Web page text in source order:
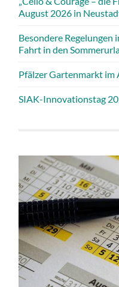
August 2026 in
Besondere Regelungen
Fahrt in den
Pfälzer Gartenmarkt im
SIAK-Innovationstag